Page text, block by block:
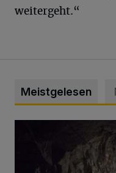
weitergeht.“
Meistgelesen